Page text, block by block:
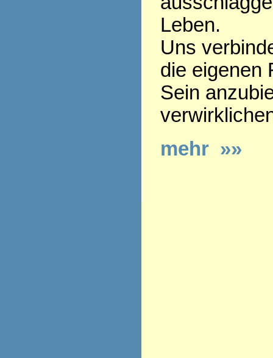
Leben.
Uns
die eigenen
Sein
mehr »»